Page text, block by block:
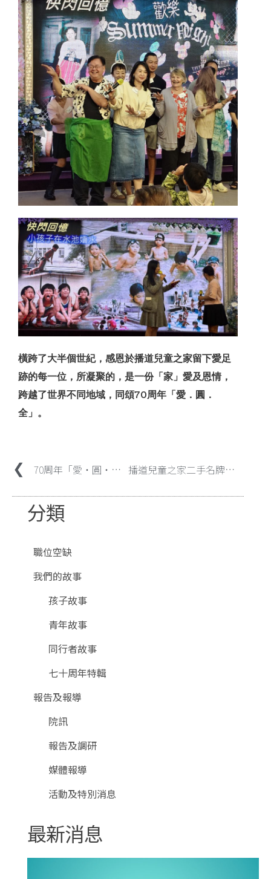
橫跨了大半個世紀，感恩於播道兒童之家留下愛足
跡的每一位，所凝聚的，是一份「家」愛及恩情，
跨越了世界不同地域，同頌70周年「愛．圓．
全」。
播道兒童之家二手名牌慈善義賣2025 (11-12/10) 港島香格里拉酒店 約定你!
70周年「愛‧圓‧全」全球院友大聚會-回家Fun Day
分類
職位空缺
我們的故事
孩子故事
青年故事
同行者故事
七十周年特輯
報告及報導
院訊
報告及調研
媒體報導
活動及特別消息
最新消息